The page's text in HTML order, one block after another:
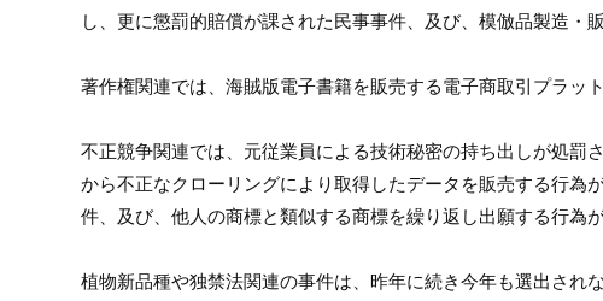
し、更に懲罰的賠償が課された民事事件、及び、模倣品製造・
著作権関連では、海賊版電子書籍を販売する電子商取引プラッ
不正競争関連では、元従業員による技術秘密の持ち出しが処
から不正なクローリングにより取得したデータを販売する行為
件、及び、他人の商標と類似する商標を繰り返し出願する行為
植物新品種や独禁法関連の事件は、昨年に続き今年も選出さ